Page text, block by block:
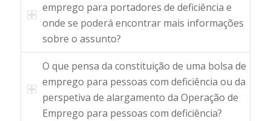
emprego para portadores de deficiência e
onde se poderá encontrar mais informações
sobre o assunto?
O que pensa da constituição de uma bolsa de
emprego para pessoas com deficiência ou da
perspetiva de alargamento da Operação de
Emprego para pessoas com deficiência?